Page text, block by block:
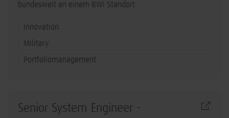
bundesweit an einem BWI Standort
Innovation
Military
Portfoliomanagement
Senior System Engineer -